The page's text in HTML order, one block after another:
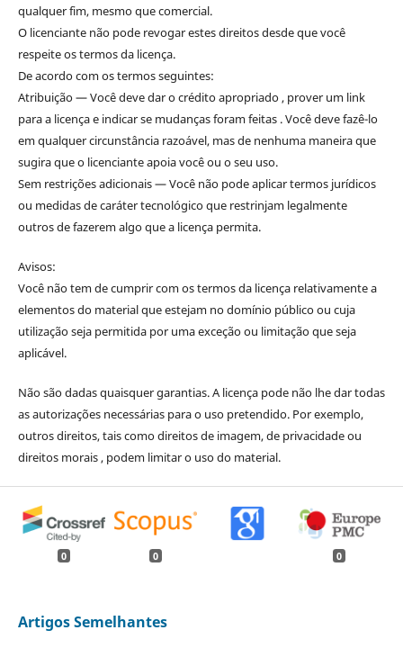
qualquer fim, mesmo que comercial.
O licenciante não pode revogar estes direitos desde que você
respeite os termos da licença.
De acordo com os termos seguintes:
Atribuição — Você deve dar o crédito apropriado , prover um link
para a licença e indicar se mudanças foram feitas . Você deve fazê-lo
em qualquer circunstância razoável, mas de nenhuma maneira que
sugira que o licenciante apoia você ou o seu uso.
Sem restrições adicionais — Você não pode aplicar termos jurídicos
ou medidas de caráter tecnológico que restrinjam legalmente
outros de fazerem algo que a licença permita.
Avisos:
Você não tem de cumprir com os termos da licença relativamente a
elementos do material que estejam no domínio público ou cuja
utilização seja permitida por uma exceção ou limitação que seja
aplicável.
Não são dadas quaisquer garantias. A licença pode não lhe dar todas
as autorizações necessárias para o uso pretendido. Por exemplo,
outros direitos, tais como direitos de imagem, de privacidade ou
direitos morais , podem limitar o uso do material.
0 0 0
Artigos Semelhantes